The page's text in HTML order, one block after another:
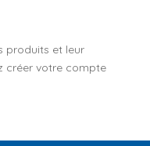
produits et leur
créer votre compte